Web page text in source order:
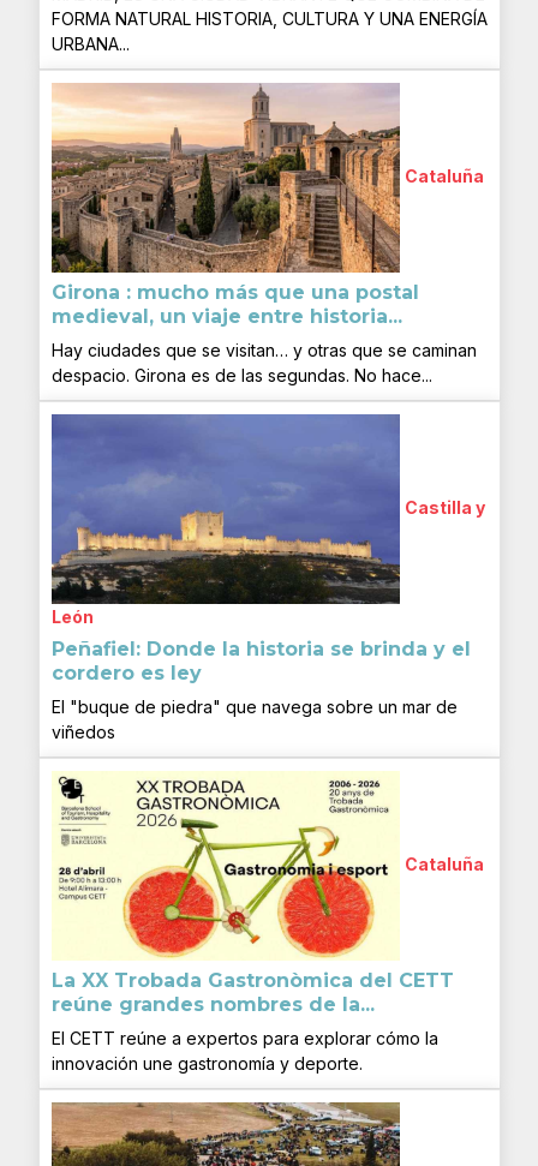
FORMA NATURAL HISTORIA, CULTURA Y UNA ENERGÍA
URBANA...
Cataluña
Girona : mucho más que una postal
medieval, un viaje entre historia...
Hay ciudades que se visitan… y otras que se caminan
despacio. Girona es de las segundas. No hace...
Castilla y
León
Peñafiel: Donde la historia se brinda y el
cordero es ley
El "buque de piedra" que navega sobre un mar de
viñedos
Cataluña
La XX Trobada Gastronòmica del CETT
reúne grandes nombres de la...
El CETT reúne a expertos para explorar cómo la
innovación une gastronomía y deporte.